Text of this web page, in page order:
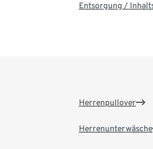
Entsorgung /
Herrenpullover
Herrenunterwäsche